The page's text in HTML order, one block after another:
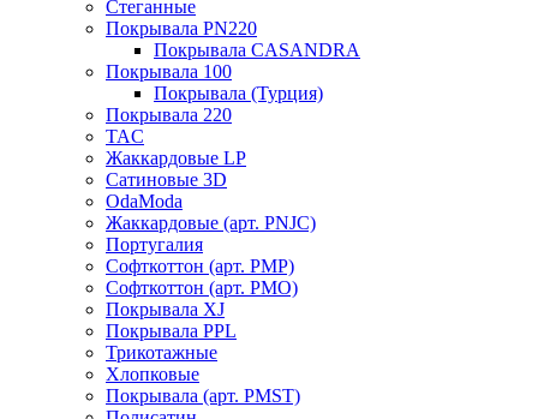
Стеганные
Покрывала PN220
Покрывала CASANDRA
Покрывала 100
Покрывала (Турция)
Покрывала 220
TAC
Жаккардовые LP
Сатиновые 3D
OdaModa
Жаккардовые (арт. PNJC)
Португалия
Софткоттон (арт. PMP)
Софткоттон (арт. PMO)
Покрывала XJ
Покрывала PPL
Трикотажные
Хлопковые
Покрывала (арт. PMST)